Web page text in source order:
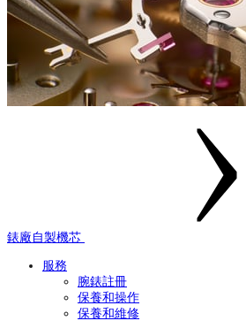
錶廠自製機芯
服務
腕錶註冊
保養和操作
保養和維修